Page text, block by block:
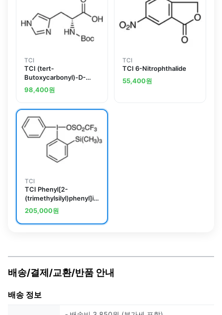
TCI
TCI (tert-
Butoxycarbonyl)-D-
histidine
98,400원
TCI
TCI 6-Nitrophthalide
55,400원
TCI
TCI Phenyl[2-
(trimethylsilyl)phenyl]iodonium
Trifluoromethanesulfonate
205,000원
배송/결제/교환/반품 안내
배송 정보